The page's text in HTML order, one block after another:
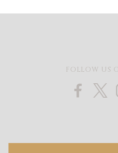
FOLLOW US